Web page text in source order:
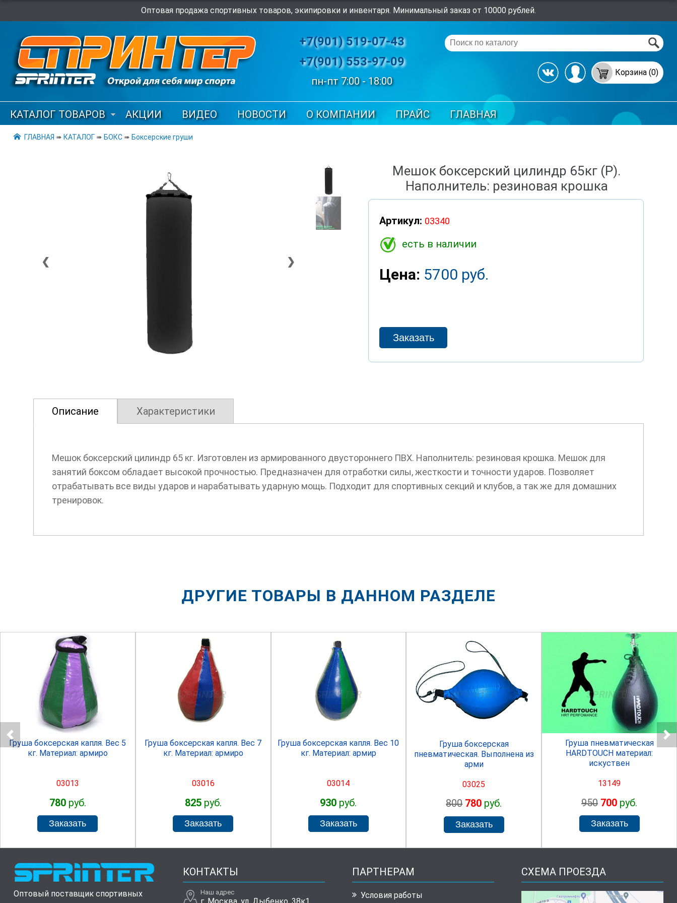
Оптовая продажа спортивных товаров, экипировки и инвентаря. Минимальный заказ от 10000 рублей.
+7(901) 519-07-43
+7(901) 553-97-09
пн-пт 7:00 - 18:00
Корзина (0)
КАТАЛОГ ТОВАРОВ АКЦИИ ВИДЕО НОВОСТИ О КОМПАНИИ ПРАЙС ГЛАВНАЯ
ГЛАВНАЯ ➠ КАТАЛОГ➠ БОКС➠ Боксерские груши
❮ ❯
Мешок боксерский цилиндр 65кг (Р).
Наполнитель: резиновая крошка
Артикул: 03340
есть в наличии
Цена: 5700 руб.
Описание Характеристики
Мешок боксерский цилиндр 65 кг. Изготовлен из армированного двустороннего ПВХ. Наполнитель: резиновая крошка. Мешок для
занятий боксом обладает высокой прочностью. Предназначен для отработки силы, жесткости и точности ударов. Позволяет
отрабатывать все виды ударов и нарабатывать ударную мощь. Подходит для спортивных секций и клубов, а так же для домашних
тренировок.
ДРУГИЕ ТОВАРЫ В ДАННОМ РАЗДЕЛЕ
SPRINTER
Груша боксерская капля. Вес 5
кг. Материал: армиро
03013
780руб.
SPRINTER
Груша боксерская капля. Вес 7
кг. Материал: армиро
03016
825руб.
SPRINTER
Груша боксерская капля. Вес 10
кг. Материал: армир
03014
930 руб.
SPRINTER
Груша боксерская
пневматическая. Выполнена из
арми
03025
800 780 руб.
SPRINTER
Груша пневматическая
HARDTOUCH материал:
искуствен
13149
950 700 руб.
Оптовый поставщик спортивных
КОНТАКТЫ
Наш адрес
ПАРТНЕРАМ
Условия работы
СХЕМА ПРОЕЗДА